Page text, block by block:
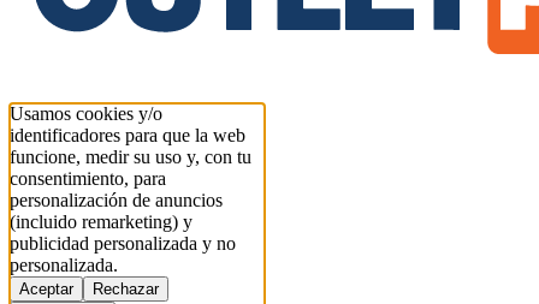
Usamos cookies y/o
identificadores para que la web
funcione, medir su uso y, con tu
consentimiento, para
personalización de anuncios
(incluido remarketing) y
publicidad personalizada y no
personalizada.
Aceptar
Rechazar